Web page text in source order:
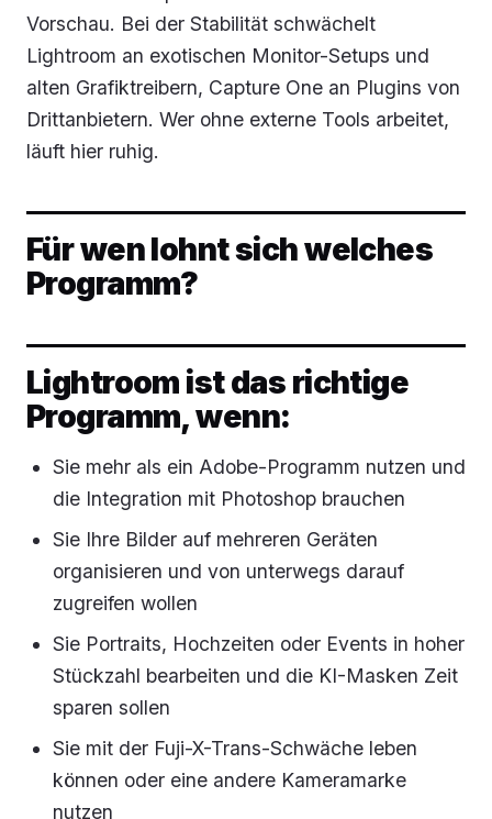
Vorschau. Bei der Stabilität schwächelt
Lightroom an exotischen Monitor-Setups und
alten Grafiktreibern, Capture One an Plugins von
Drittanbietern. Wer ohne externe Tools arbeitet,
läuft hier ruhig.
Für wen lohnt sich welches
Programm?
Lightroom ist das richtige
Programm, wenn:
Sie mehr als ein Adobe-Programm nutzen und
die Integration mit Photoshop brauchen
Sie Ihre Bilder auf mehreren Geräten
organisieren und von unterwegs darauf
zugreifen wollen
Sie Portraits, Hochzeiten oder Events in hoher
Stückzahl bearbeiten und die KI-Masken Zeit
sparen sollen
Sie mit der Fuji-X-Trans-Schwäche leben
können oder eine andere Kameramarke
nutzen